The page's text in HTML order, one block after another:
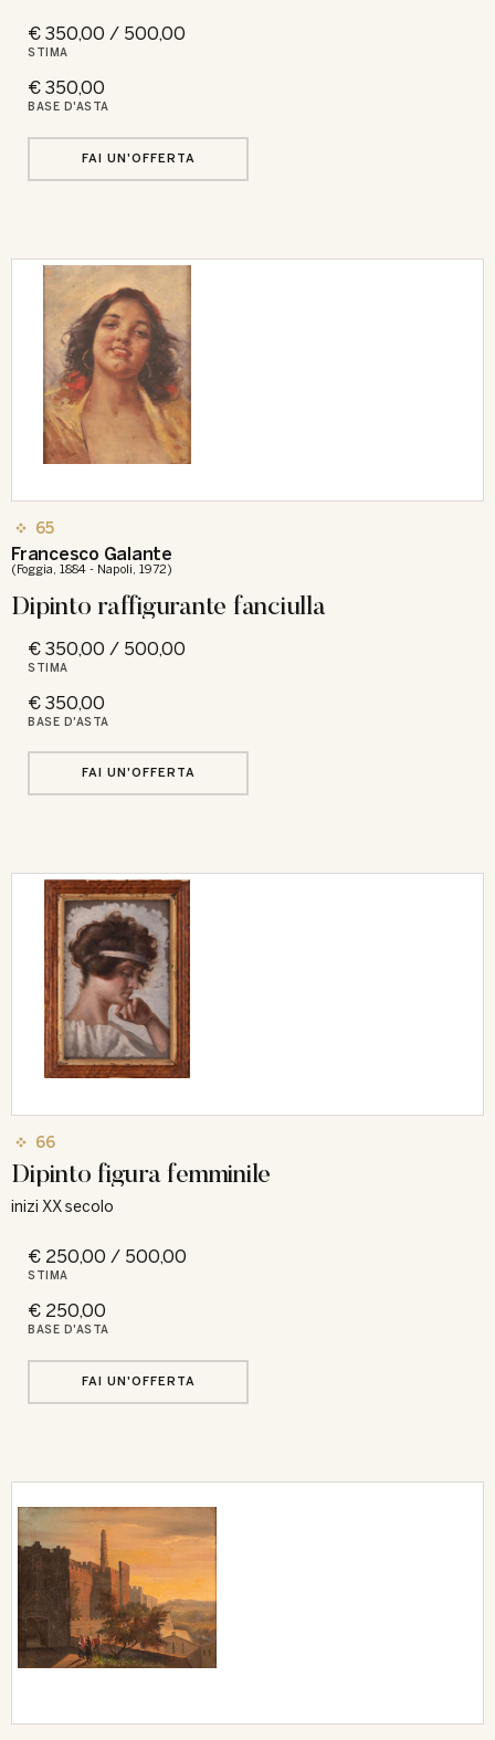
€ 350,00 / 500,00
STIMA
€ 350,00
BASE D'ASTA
FAI UN'OFFERTA
65
Francesco Galante
(Foggia, 1884 - Napoli, 1972)
Dipinto raffigurante fanciulla
€ 350,00 / 500,00
STIMA
€ 350,00
BASE D'ASTA
FAI UN'OFFERTA
66
Dipinto figura femminile
inizi XX secolo
€ 250,00 / 500,00
STIMA
€ 250,00
BASE D'ASTA
FAI UN'OFFERTA